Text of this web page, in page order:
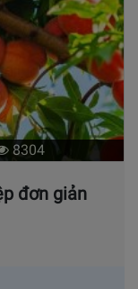
8304
đơn giản